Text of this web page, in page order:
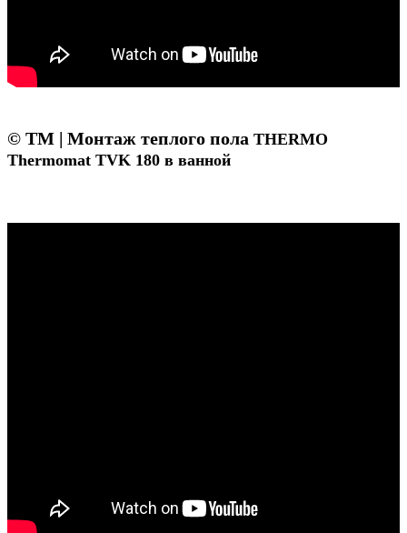
© ТМ | Монтаж теплого пола THERMO
Thermomat TVK 180 в ванной